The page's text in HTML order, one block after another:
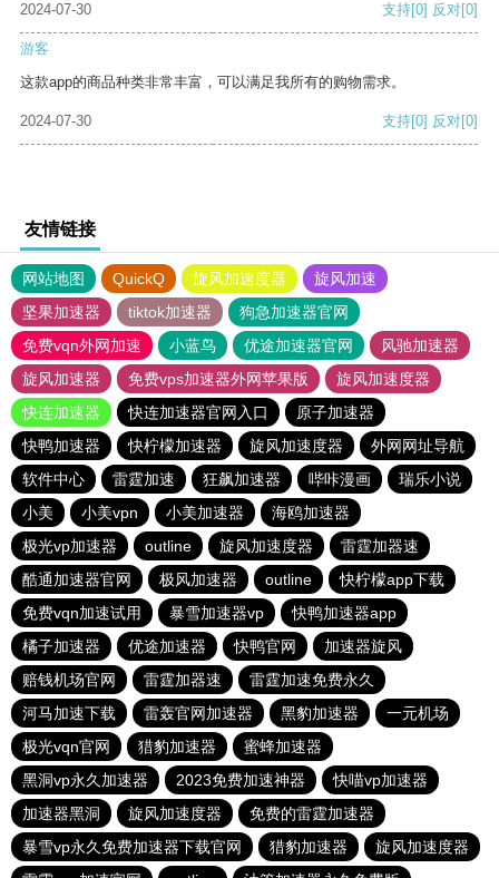
2024-07-30
支持[0] 反对[0]
游客
这款app的商品种类非常丰富，可以满足我所有的购物需求。
2024-07-30 支持[0] 反对[0]
友情链接
网站地图 QuickQ 旋风加速度器
旋风加速
坚果加速器
tiktok加速器
狗急加速器官网
免费vqn外网加速
小蓝鸟 优途加速器官网
风驰加速器
旋风加速器
免费vps加速器外网苹果版
旋风加速度器
快连加速器
快连加速器官网入口
原子加速器
快鸭加速器
快柠檬加速器 旋风加速度器
外网网址导航
软件中心
雷霆加速 狂飙加速器 哔咔漫画
瑞乐小说
小美
小美vpn 小美加速器
海鸥加速器
极光vp加速器
outline 旋风加速度器
雷霆加器速
酷通加速器官网
极风加速器 outline
快柠檬app下载
免费vqn加速试用
暴雪加速器vp
快鸭加速器app
橘子加速器
优途加速器 快鸭官网
加速器旋风
赔钱机场官网
雷霆加器速
雷霆加速免费永久
河马加速下载
雷轰官网加速器 黑豹加速器
一元机场
极光vqn官网
猎豹加速器
蜜蜂加速器
黑洞vp永久加速器
2023免费加速神器
快喵vp加速器
加速器黑洞
旋风加速度器
免费的雷霆加速器
暴雪vp永久免费加速器下载官网
猎豹加速器
旋风加速度器